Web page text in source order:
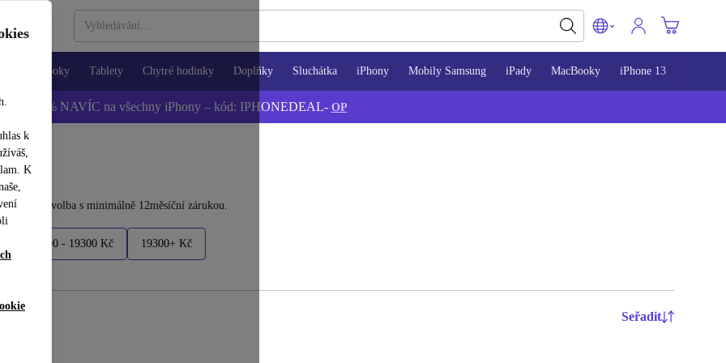
k
K
Notebooky Tablety Chytré hodinky Doplňky Sluchátka iPhony Mobily Samsung iPady MacBooky iPhone 13
📱 -5 % NAVÍC na všechny iPhony – kód: IPHONEDEAL- OP
volba s minimálně 12měsíční zárukou.
14700 - 19300 Kč 19300+ Kč
Seřadit